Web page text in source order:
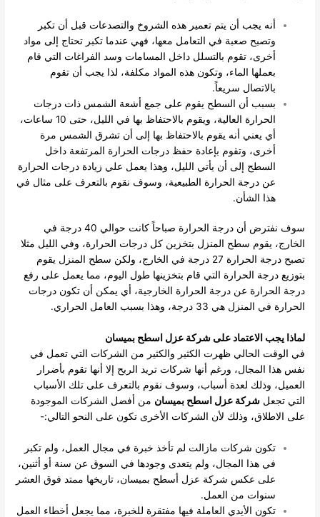
أنه يجب أن يتم تعمير هذه الشروخ والتصدعات قبل أن تكبر
وتصبح صعبة في التعامل معها، فهي عندما تكبر تحتاج إلى مواد
أخرى، تقوم بالتسلل داخل المسامات وسد الفراغات التي قام
بعملها الماء، وتكون هذه المواد مكلفة، لذا يجب أن تقوم
بالاتصال سريعاً.
بسبب أن السطح يقوم على جمع أشعة الشمس ذات درجات
الحرارة العالية، ويقوم بالاحتفاظ بها في الليل، حتى 10 ساعات،
أي يعني أنه يقوم بالاحتفاظ بها إلى أن تشرق الشمس مرة
أخرى، وتقوم بإعادة حفظ درجات الحرارة المرتفعة داخل
السطح إلى أن يأتي الليل، وهذا يعمل علي زيادة درجات الحرارة
عن درجة الحرارة الطبيعية، وسوف نقوم بالتعرف على مثال في
هذا الشأن.
سوف نفترض أن درجة الحرارة صباحاً كانت حوالي 40 درجة في
الخارج، يقوم سطح المنزل بتخزين كل درجات الحرارة، وفي الليل مثلا
تصبح درجة الحرارة 27 درجة في الخارج، ولكن سطح المنزل يقوم
بتوزيع درجة الحرارة التي قام بتخزينها طول اليوم، مما يعمل على رفع
درجة الحرارة عن درجة الحرارة الخارجية، أي يمكن أن تكون درجات
الحرارة في المنزل هي 33 درجة، وهذا بسبب العامل الحراري.
لماذا يجب الاعتماد على شركة عزل اسطح بميسان
في الوقت الحالي ظهرت الكثير والكثير من الشركات التي تعمل في
نفس هذا المجال، ورغم أنها شركات تريد الربح إلا أنها تقوم بأضرار
العميل، وذلك لعدة أسباب، وسوف نقوم بالتعرف على تلك الأسباب
التي تجعلشركة عزل اسطح بميسان من أفضل الشركات الموجودة
على الاطلاق، وذلك لأن الشركات الأخرى تكون على النحو التالي:-
تكون شركات مازالت لم تأخذ خبرة في مجال العمل، ولم تكبر
في هذا المجال، ولم يتعدى وجودها في السوق عن سنة أو أثنين،
على عكس شركة عزل أسطح بميسان، تاريخها ممتد فوق العشر
سنوات من العمل.
تكون الأيدي العاملة فيها مفتقرة للخبرة، مما يجعل أخطاء العمل